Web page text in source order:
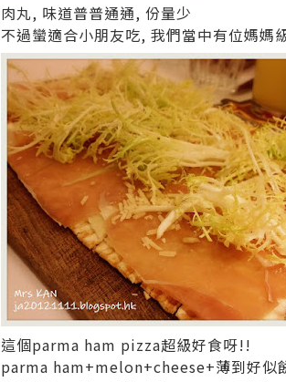
肉丸, 味道普普通通, 份量少
不過蠻適合小朋友吃, 我們當中有位媽媽
這個parma ham pizza超級好食呀!!
parma ham+melon+cheese+薄到好似